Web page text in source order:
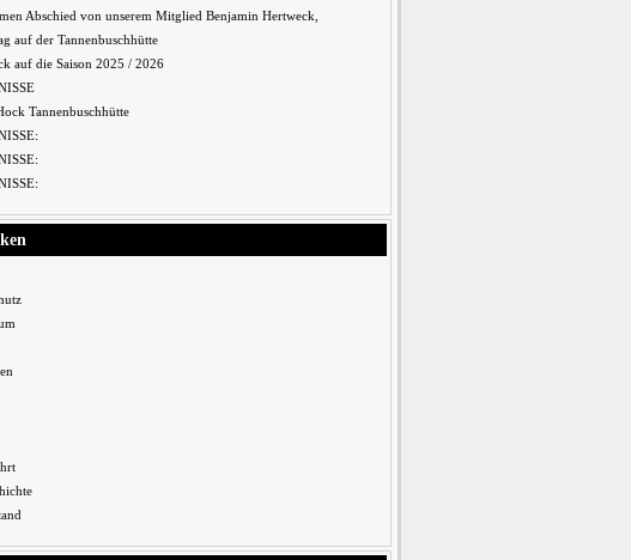
Abschied von unserem Mitglied Benjamin Hertweck,
auf der Tannenbuschhütte
auf die Saison 2025 / 2026
Tannenbuschhütte